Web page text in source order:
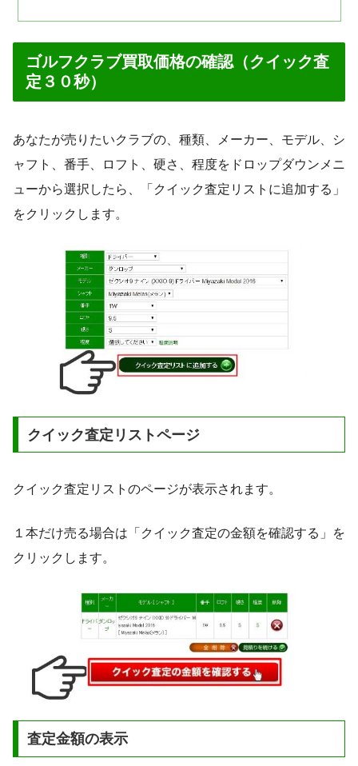
ゴルフクラブ買取価格の確認（クイック査
定３０秒）
あなたが売りたいクラブの、種類、メーカー、モデル、シ
ャフト、番手、ロフト、硬さ、程度をドロップダウンメニ
ューから選択したら、「クイック査定リストに追加する」
をクリックします。
クイック査定リストページ
クイック査定リストのページが表示されます。
１本だけ売る場合は「クイック査定の金額を確認する」を
クリックします。
査定金額の表示